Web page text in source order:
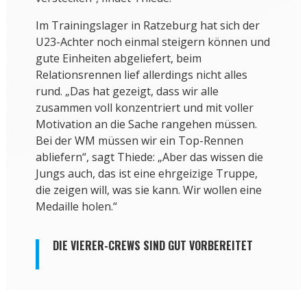
Im Trainingslager in Ratzeburg hat sich der
U23-Achter noch einmal steigern können und
gute Einheiten abgeliefert, beim
Relationsrennen lief allerdings nicht alles
rund. „Das hat gezeigt, dass wir alle
zusammen voll konzentriert und mit voller
Motivation an die Sache rangehen müssen.
Bei der WM müssen wir ein Top-Rennen
abliefern“, sagt Thiede: „Aber das wissen die
Jungs auch, das ist eine ehrgeizige Truppe,
die zeigen will, was sie kann. Wir wollen eine
Medaille holen.“
DIE VIERER-CREWS SIND GUT VORBEREITET